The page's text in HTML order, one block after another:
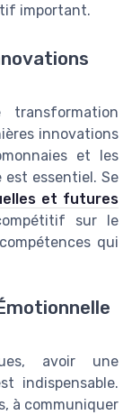
important.
innovations
et les
essentiel. Se
et futures
sur le
qui
avoir une
indispensable.
à communiquer